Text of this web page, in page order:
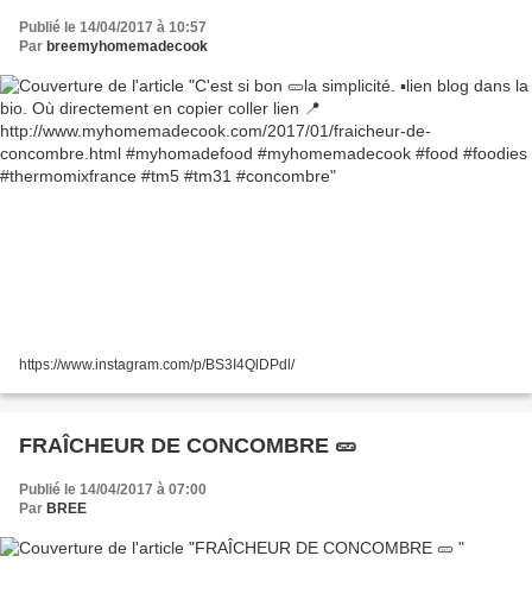
heur-de-concombre.html #myhomadefood
#myhomemadecook #food #foodies
Publié le 14/04/2017 à 10:57
Par breemyhomemadecook
https://www.instagram.com/p/BS3I4QlDPdl/
FRAÎCHEUR DE CONCOMBRE 🥒
Publié le 14/04/2017 à 07:00
Par BREE